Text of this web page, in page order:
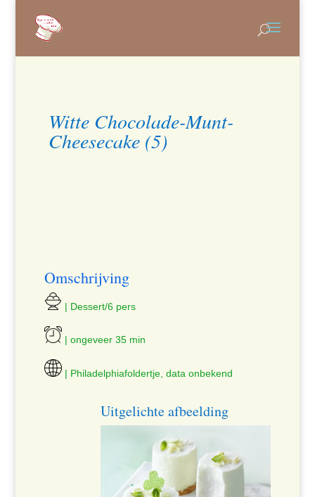
Witte Chocolade-Munt-
Cheesecake (5)
Omschrijving
| Dessert/6 pers
| ongeveer 35 min
| Philadelphiafoldertje, data onbekend
Uitgelichte afbeelding